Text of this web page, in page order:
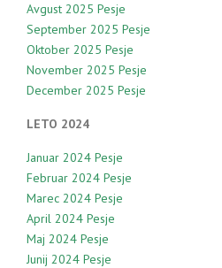
Avgust 2025 Pesje
September 2025 Pesje
Oktober 2025 Pesje
November 2025 Pesje
December 2025 Pesje
LETO 2024
Januar 2024 Pesje
Februar 2024 Pesje
Marec 2024 Pesje
April 2024 Pesje
Maj 2024 Pesje
Junij 2024 Pesje